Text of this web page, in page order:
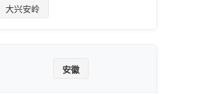
大兴安岭
安徽